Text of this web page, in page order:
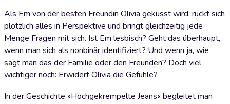
Als Em von der besten Freundin Olivia geküsst wird, rückt sich
plötzlich alles in Perspektive und bringt gleichzeitig jede
Menge Fragen mit sich. Ist Em lesbisch? Geht das überhaupt,
wenn man sich als nonbinär identifiziert? Und wenn ja, wie
sagt man das der Familie oder den Freunden? Doch viel
wichtiger noch: Erwidert Olivia die Gefühle?
In der Geschichte »Hochgekrempelte Jeans« begleitet man